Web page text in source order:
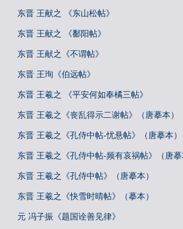
东晋 王献之 《东山松帖》
东晋 王献之 《鄱阳帖》
东晋 王献之《不谓帖》
东晋 王珣《伯远帖》
东晋 王羲之 《平安何如奉橘三帖》
东晋 王羲之《丧乱得示二谢帖》（唐摹本）
东晋 王羲之《孔侍中帖-忧悬帖》（唐摹本）
东晋 王羲之《孔侍中帖-频有哀祸帖》（唐摹
东晋 王羲之《孔侍中帖》（唐摹本）
东晋 王羲之《快雪时晴帖》（摹本）
元 冯子振《题国诠善见律》